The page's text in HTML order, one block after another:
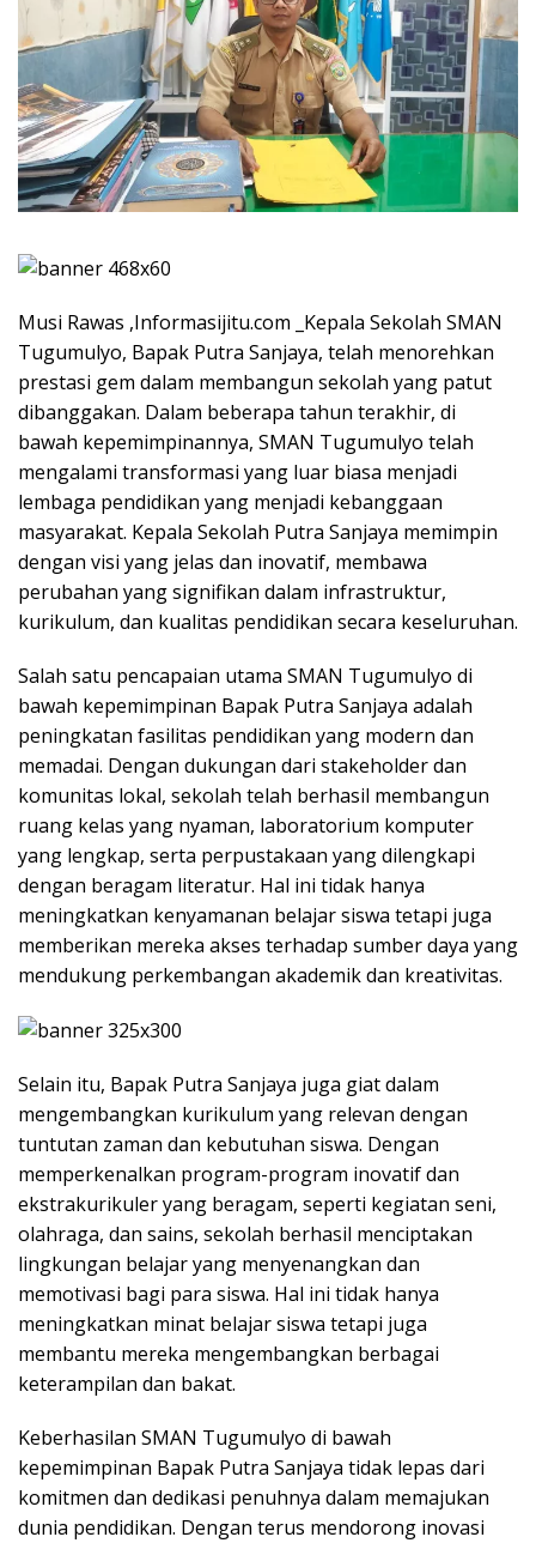
Musi Rawas ,Informasijitu.com _Kepala Sekolah SMAN
Tugumulyo, Bapak Putra Sanjaya, telah menorehkan
prestasi gem dalam membangun sekolah yang patut
dibanggakan. Dalam beberapa tahun terakhir, di
bawah kepemimpinannya, SMAN Tugumulyo telah
mengalami transformasi yang luar biasa menjadi
lembaga pendidikan yang menjadi kebanggaan
masyarakat. Kepala Sekolah Putra Sanjaya memimpin
dengan visi yang jelas dan inovatif, membawa
perubahan yang signifikan dalam infrastruktur,
kurikulum, dan kualitas pendidikan secara keseluruhan.
Salah satu pencapaian utama SMAN Tugumulyo di
bawah kepemimpinan Bapak Putra Sanjaya adalah
peningkatan fasilitas pendidikan yang modern dan
memadai. Dengan dukungan dari stakeholder dan
komunitas lokal, sekolah telah berhasil membangun
ruang kelas yang nyaman, laboratorium komputer
yang lengkap, serta perpustakaan yang dilengkapi
dengan beragam literatur. Hal ini tidak hanya
meningkatkan kenyamanan belajar siswa tetapi juga
memberikan mereka akses terhadap sumber daya yang
mendukung perkembangan akademik dan kreativitas.
Selain itu, Bapak Putra Sanjaya juga giat dalam
mengembangkan kurikulum yang relevan dengan
tuntutan zaman dan kebutuhan siswa. Dengan
memperkenalkan program-program inovatif dan
ekstrakurikuler yang beragam, seperti kegiatan seni,
olahraga, dan sains, sekolah berhasil menciptakan
lingkungan belajar yang menyenangkan dan
memotivasi bagi para siswa. Hal ini tidak hanya
meningkatkan minat belajar siswa tetapi juga
membantu mereka mengembangkan berbagai
keterampilan dan bakat.
Keberhasilan SMAN Tugumulyo di bawah
kepemimpinan Bapak Putra Sanjaya tidak lepas dari
komitmen dan dedikasi penuhnya dalam memajukan
dunia pendidikan. Dengan terus mendorong inovasi